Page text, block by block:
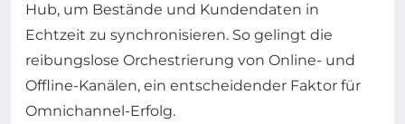
Hub, um Bestände und Kundendaten in
Echtzeit zu synchronisieren. So gelingt die
reibungslose Orchestrierung von Online- und
Offline-Kanälen, ein entscheidender Faktor für
Omnichannel-Erfolg.